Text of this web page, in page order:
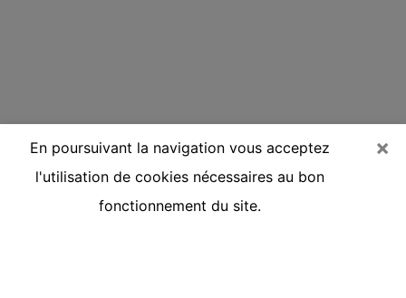
×
En poursuivant la navigation vous acceptez
l'utilisation de cookies nécessaires au bon
fonctionnement du site.